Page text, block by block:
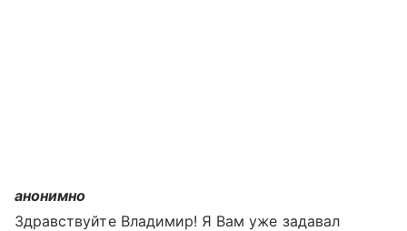
анонимно
Здравствуйте Владимир! Я Вам уже задавал